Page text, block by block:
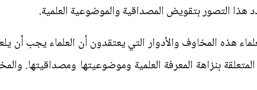
التصور بتقويض المصداقية والموضوعية العلمية.
هذه المخاوف والأدوار التي يعتقدون أن العلماء يجب أن
بنزاهة المعرفة العلمية وموضوعيتها ومصداقيتها.